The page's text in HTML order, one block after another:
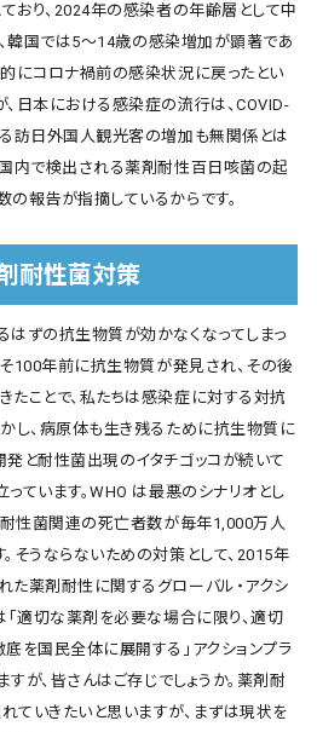
おり、2024年の感染者の年齢層として中
韓国では5～14歳の感染増加が顕著であ
的にコロナ禍前の感染状況に戻ったとい
、日本における感染症の流行は、COVID-
訪日外国人観光客の増加も無関係とは
国内で検出される薬剤耐性百日咳菌の起
報告が指摘しているからです。
耐性菌対策
はずの抗生物質が効かなくなってしまっ
そ100年前に抗生物質が発見され、その後
たことで、私たちは感染症に対する対抗
し、病原体も生き残るために抗生物質に
発と耐性菌出現のイタチゴッコが続いて
ています。WHO は最悪のシナリオとし
性菌関連の死亡者数が毎年1,000万人
そうならないための対策として、2015年
薬剤耐性に関するグローバル・アクシ
「適切な薬剤を必要な場合に限り、適切
を国民全体に展開する」アクションプラ
が、皆さんはご存じでしょうか。薬剤耐
ていきたいと思いますが、まずは現状を